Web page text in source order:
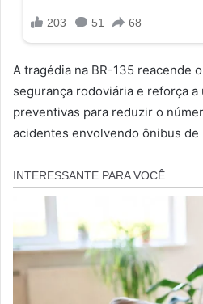
A tragédia na BR-135 reacende
segurança rodoviária e reforça a
preventivas para reduzir o
acidentes envolvendo ônibus de